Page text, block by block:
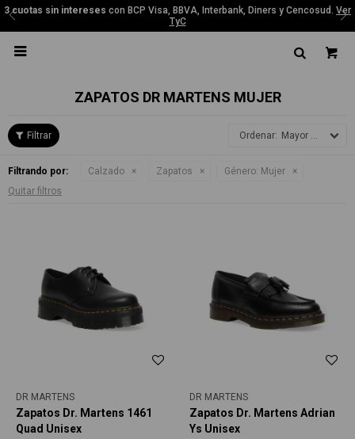
3 cuotas sin intereses con BCP Visa, BBVA, Interbank, Diners y Cencosud. Ver
TyC

ZAPATOS DR MARTENS MUJER
Mayor precio
Filtrando por: Calzado Zapatos Género: Mujer
Quitar filtros
DR MARTENS
Zapatos Dr. Martens 1461
Quad Unisex
DR MARTENS
Zapatos Dr. Martens Adrian
Ys Unisex